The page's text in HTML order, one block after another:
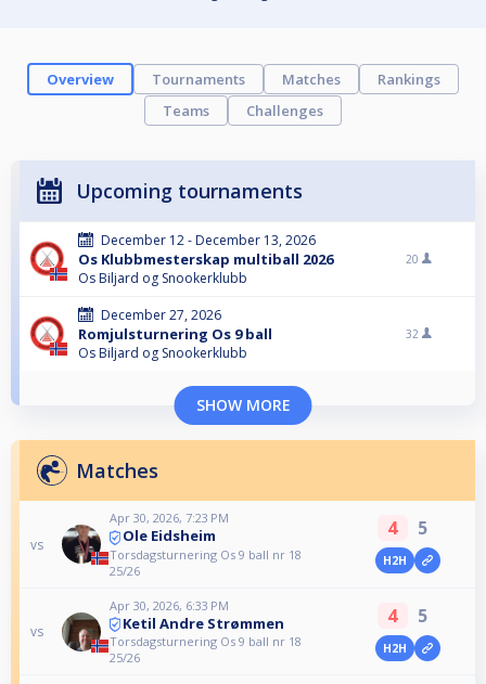
Overview Tournaments Matches
Rankings
Teams
Challenges
Upcoming tournaments
December 12 - December 13, 2026
Os Klubbmesterskap multiball 2026
Os Biljard og Snookerklubb
20
December 27, 2026
Romjulsturnering Os 9 ball
Os Biljard og Snookerklubb
32
SHOW MORE
Matches
vs
Apr 30, 2026, 7:23 PM
Ole Eidsheim
Torsdagsturnering Os 9 ball nr 18
25/26
4 5
H2H
vs
Apr 30, 2026, 6:33 PM
Ketil Andre Strømmen
Torsdagsturnering Os 9 ball nr 18
25/26
4 5
H2H